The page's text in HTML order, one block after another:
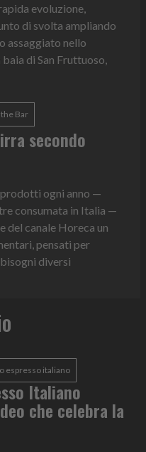
evoluzione,
di svolta ampliando
assaggiato nello
di San Fruttuoso,
Bar
secondo
ogni anno —
consumata in Italia —
del canale Horeca un
pensati per
diversi
espresso italiano
Italiano
che celebra la